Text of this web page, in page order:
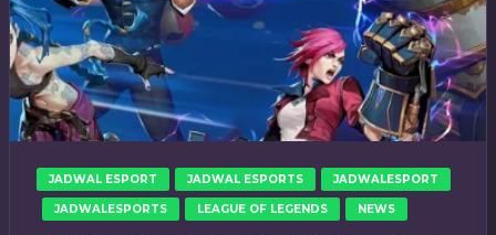
JADWAL ESPORT JADWAL ESPORTS JADWALESPORT
JADWALESPORTS LEAGUE OF LEGENDS NEWS